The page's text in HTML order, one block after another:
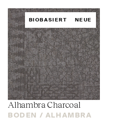
BIOBASIERT NEUE
Alhambra Charcoal
BODEN / ALHAMBRA